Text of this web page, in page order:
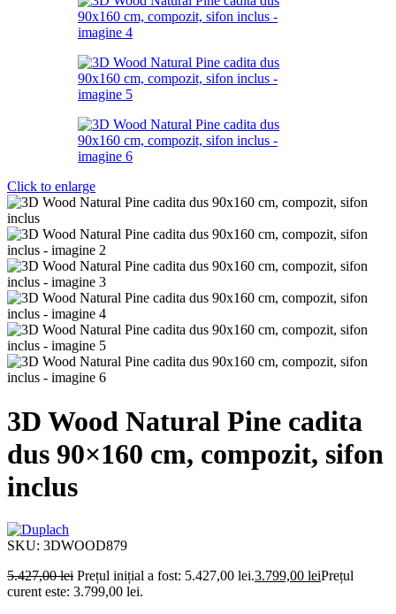
Click to enlarge
3D Wood Natural Pine cadita
dus 90×160 cm, compozit, sifon
inclus
SKU: 3DWOOD879
5.427,00lei Prețul inițial a fost: 5.427,00 lei.3.799,00 leiPrețul
curent este: 3.799,00 lei.